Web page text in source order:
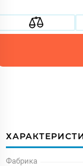
Фабрика